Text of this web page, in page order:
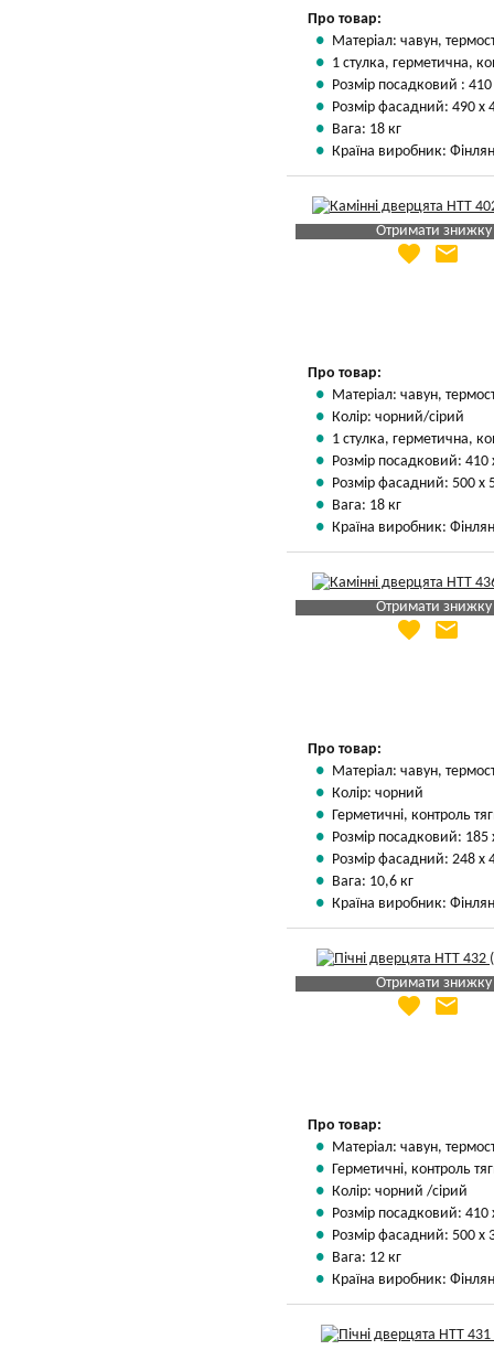
Про товар:
Матеріал: чавун,
1 стулка, герметична,
Розмір посадковий :
Розмір фасадний: 490 х
Вага: 18 кг
Країна виробник:
Отримати знижку
Яка Ваша ціна
favorite email
Про товар:
Матеріал: чавун,
Колір: чорний/сірий
1 стулка, герметична,
Розмір посадковий:
Розмір фасадний: 500 х
Вага: 18 кг
Країна виробник:
Отримати знижку
Яка Ваша ціна
favorite email
Про товар:
Матеріал: чавун,
Колір: чорний
Герметичні, контроль
Розмір посадковий:
Розмір фасадний: 248 х
Вага: 10,6 кг
Країна виробник:
Отримати знижку
Яка Ваша ціна
favorite email
Про товар:
Матеріал: чавун,
Герметичні, контроль
Колір: чорний /сірий
Розмір посадковий:
Розмір фасадний: 500 х
Вага: 12 кг
Країна виробник: